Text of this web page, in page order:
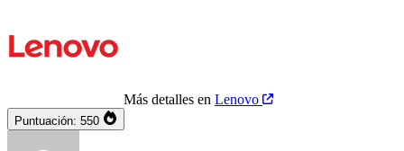
Más detalles en Lenovo
Puntuación: 550